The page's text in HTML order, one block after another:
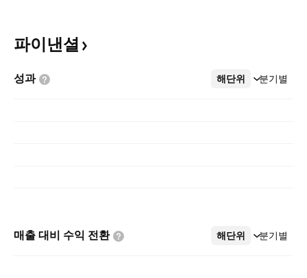
파이낸셜
성과 해단위 분기별
더보기
매출 대비 수익 전환 해단위 분기별
더보기